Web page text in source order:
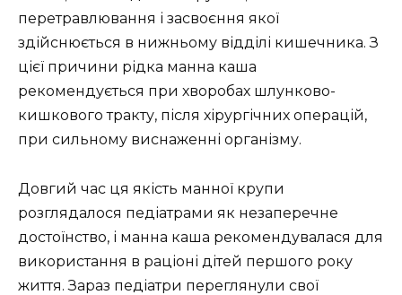
перетравлювання і засвоєння якої
здійснюється в нижньому відділі кишечника. З
цієї причини рідка манна каша
рекомендується при хворобах шлунково-
кишкового тракту, після хірургічних операцій,
при сильному виснаженні організму.
Довгий час ця якість манної крупи
розглядалося педіатрами як незаперечне
достоїнство, і манна каша рекомендувалася для
використання в раціоні дітей першого року
життя. Зараз педіатри переглянули свої